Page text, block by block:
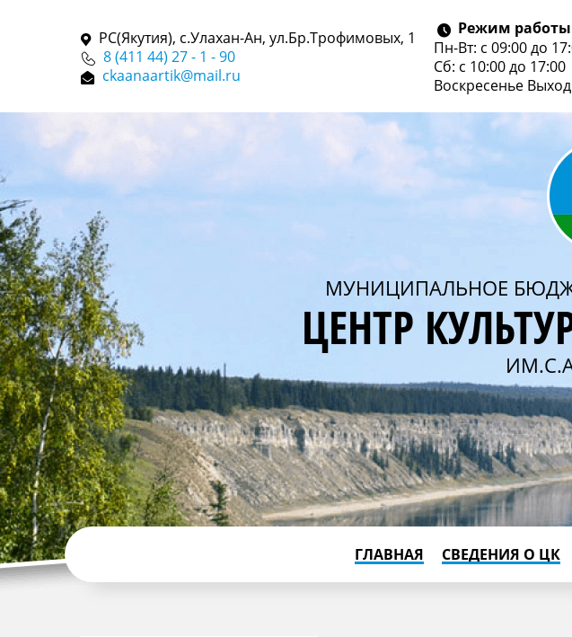
РС(Якутия), с.Улахан-Ан, ул.Бр.Трофимовых, 1
8 (411 44) 27 - 1 - 90
ckaanaartik@mail.ru
Режим
Пн-Вт: с 09:00 до
Сб: с 10:00 до 17:00
Воскресенье
МУНИЦИПАЛЬНОЕ
ЦЕНТР
ГЛАВНАЯ СВЕДЕНИЯ О ЦК